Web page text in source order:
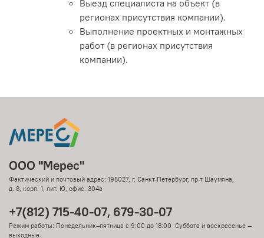
Выезд специалиста на объект (в
регионах присутствия компании).
Выполнение проектных и монтажных
работ (в регионах присутствия
компании).
ООО "Мерес"
Фактический и почтовый адрес: 195027, г. Санкт-Петербург, пр-т Шаумяна,
д. 8, корп. 1, лит. Ю, офис. 304а
+7(812) 715-40-07, 679-30-07
Режим работы: Понедельник–пятница с 9:00 до 18:00 Суббота и воскресенье —
выходные